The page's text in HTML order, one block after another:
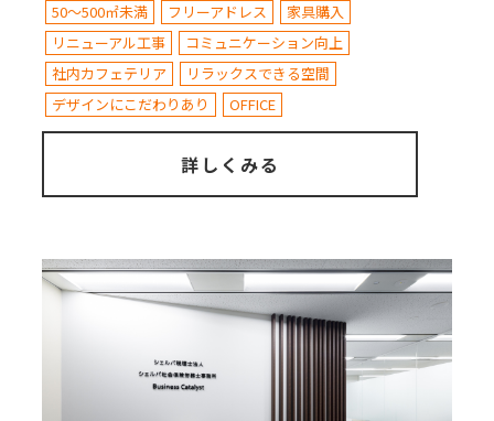
50～500㎡未満 フリーアドレス
家具購入
リニューアル工事
コミュニケーション向上
社内カフェテリア
リラックスできる空間
デザインにこだわりあり
OFFICE
詳しくみる